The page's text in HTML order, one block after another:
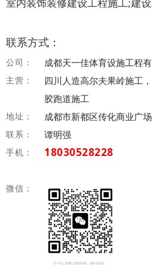
联系方式：
公司： 成都天一佳体育设施工程
主营：
四川人造高尔夫果岭施工
胶跑道施工
地址： 成都市新都区传化商业广
联系： 谭明强
手机： 18030528228
微信：